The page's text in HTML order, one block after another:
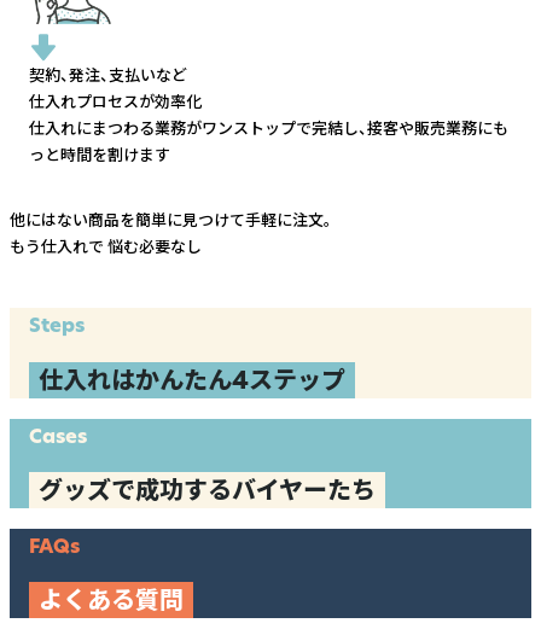
契約、発注、支払いなど
仕入れプロセスが効率化
仕入れにまつわる業務がワンストップで完結し、接客や販売業務にも
っと時間を割けます
他にはない商品を簡単に見つけて手軽に注文。
もう仕入れで 悩む必要なし
Steps
仕入れはかんたん4ステップ
Cases
グッズで成功するバイヤーたち
FAQs
よくある質問